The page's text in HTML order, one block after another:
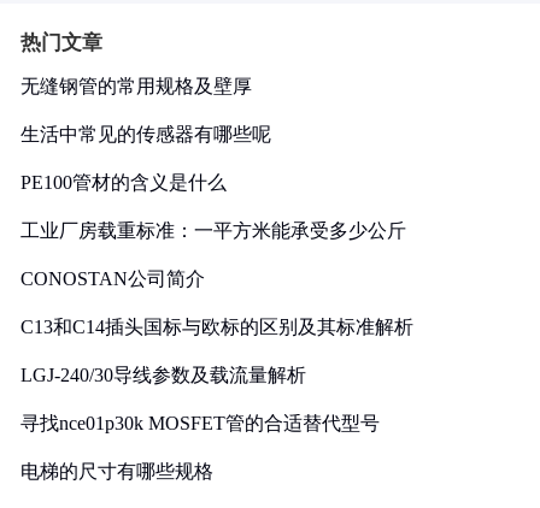
热门文章
无缝钢管的常用规格及壁厚
生活中常见的传感器有哪些呢
PE100管材的含义是什么
工业厂房载重标准：一平方米能承受多少公斤
CONOSTAN公司简介
C13和C14插头国标与欧标的区别及其标准解析
LGJ-240/30导线参数及载流量解析
寻找nce01p30k MOSFET管的合适替代型号
电梯的尺寸有哪些规格